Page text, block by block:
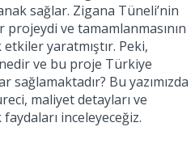
sağlar. Zigana Tüneli’nin
projeydi ve tamamlanmasının
yaratmıştır. Peki,
ve bu proje Türkiye
Bu yazımızda
maliyet detayları ve
inceleyeceğiz.